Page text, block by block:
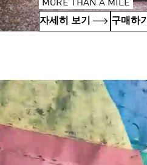
MORE THAN A MILE
자세히 보기
구매하기